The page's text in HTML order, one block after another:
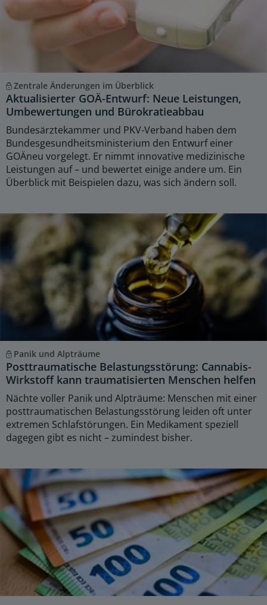
Zentrale Änderungen im Überblick
Aktualisierter GOÄ-Entwurf: Neue Leistungen,
Umbewertungen und Bürokratieabbau
Bundesärztekammer und PKV-Verband haben dem
Bundesgesundheitsministerium den Entwurf einer
GOÄneu vorgelegt. Er nimmt innovative medizinische
Leistungen auf – und bewertet einige andere um. Ein
Überblick mit Beispielen dazu, was sich ändern soll.
Panik und Alpträume
Posttraumatische Belastungsstörung: Cannabis-
Wirkstoff kann traumatisierten Menschen helfen
Nächte voller Panik und Alpträume: Menschen mit einer
posttraumatischen Belastungsstörung leiden oft unter
extremen Schlafstörungen. Ein Medikament speziell
dagegen gibt es nicht – zumindest bisher.